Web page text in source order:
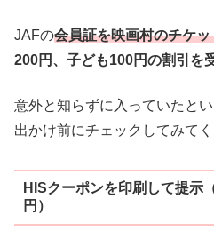
JAFの会員証を映画村のチケ
200円、子ども100円の割引を
意外と知らずに入っていたと
出かけ前にチェックしてみてく
HISクーポンを印刷して提示
円）